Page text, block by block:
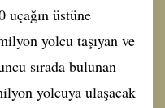
üstüne
yolcu taşıyan ve
sırada bulunan
yolcuya ulaşacak